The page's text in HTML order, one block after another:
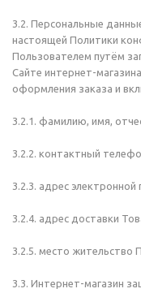
3.2. Персональные
настоящей Политики
Пользователем путём
Сайте интернет-
оформления заказа и
3.2.1. фамилию, имя,
3.2.2. контактный
3.2.3. адрес электронной
3.2.4. адрес доставки
3.2.5. место жительство
3.3. Интернет-магазин